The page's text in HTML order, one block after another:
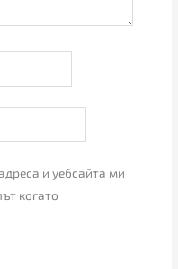
и уебсайта ми
когато